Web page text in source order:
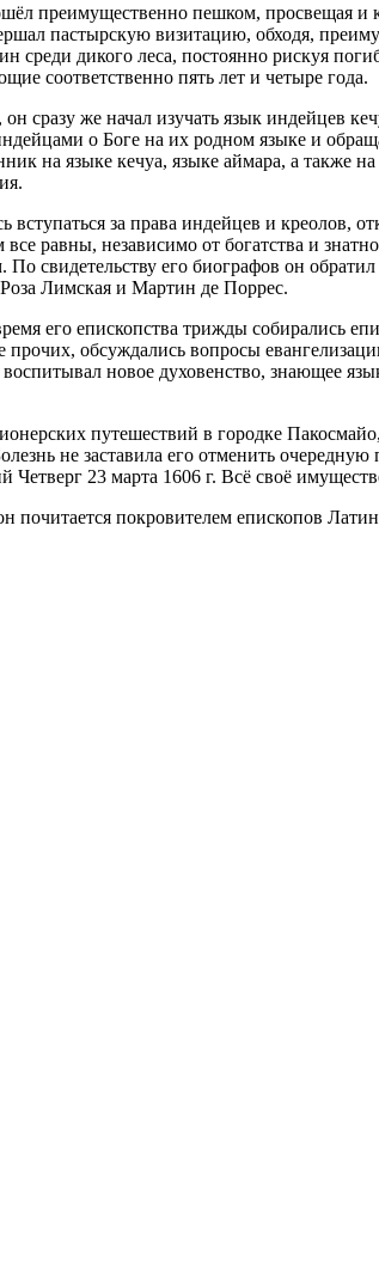
преимущественно пешком, просвещая и
пастырскую визитацию, обходя,
дикого леса, постоянно рискуя
соответственно пять лет и четыре года.
же начал изучать язык индейцев
о Боге на их родном языке и
на языке кечуа, языке аймара, а также
за права индейцев и креолов,
равны, независимо от богатства и
свидетельству его биографов он
Лимская и Мартин де Поррес.
его епископства трижды собирались
обсуждались вопросы
новое духовенство, знающее
путешествий в городке
не заставила его отменить
Четверг 23 марта 1606 г. Всё своё
покровителем епископов